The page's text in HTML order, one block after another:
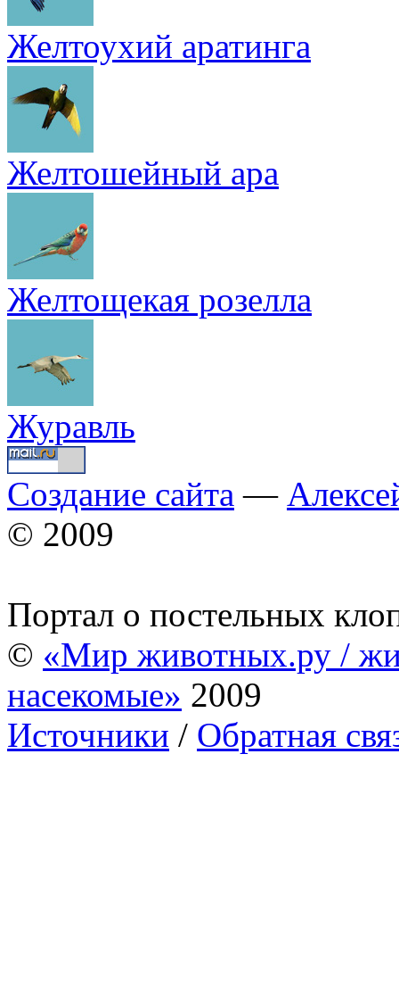
Желтоухий аратинга
Желтошейный ара
Желтощекая розелла
Журавль
Создание сайта —
© 2009
Портал о постельных
© «Мир животных.ру /
насекомые» 2009
Источники / Обратная